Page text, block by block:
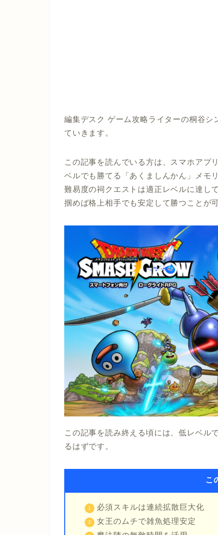
編集デスク ゲーム攻略ライターの桐谷
ていきます。
この記事を読んでいる方は、スマホアプ
ベルでも勝てる「あくましんかん」メモ
難易度の祠クエストは適正レベルに達し
掴めば格上相手でも安定して勝つことが
この記事を読み終える頃には、低レベル
るはずです。
こ
必須スキルは連続拡散巨大化
女王のムチで雑魚処理安定